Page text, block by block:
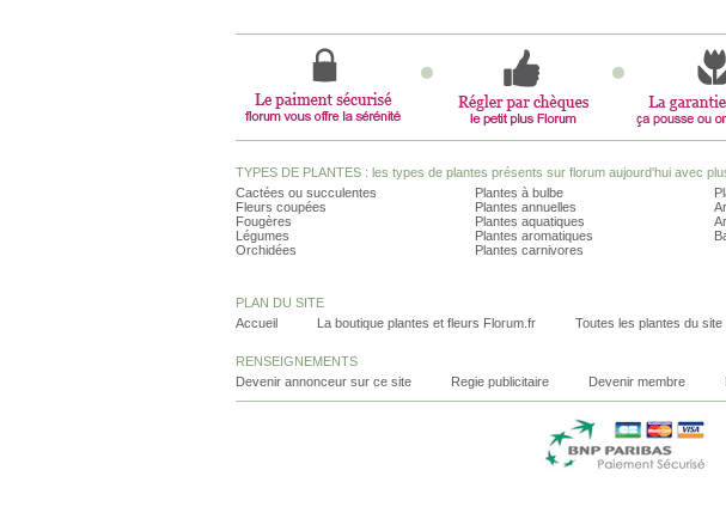
TYPES DE PLANTES : les types de plantes présents sur florum aujourd'hui avec
Cactées ou succulentes
Fleurs coupées
Fougères
Légumes
Orchidées
Plantes à bulbe
Plantes annuelles
Plantes aquatiques
Plantes aromatiques
Plantes carnivores
PLAN DU SITE
Accueil
La boutique plantes et fleurs Florum.fr Toutes les plantes du
RENSEIGNEMENTS
Devenir annonceur sur ce site
Regie publicitaire Devenir membre